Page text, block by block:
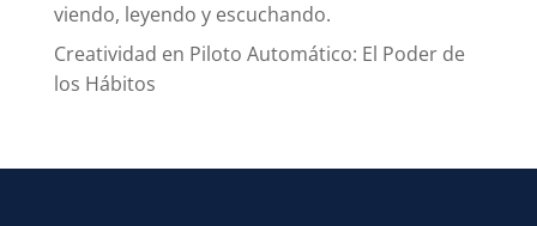
viendo, leyendo y escuchando.
Creatividad en Piloto Automático: El Poder de
los Hábitos